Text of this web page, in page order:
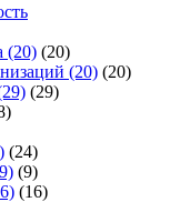
(20) (20)
(20) (20)
(29)
(24)
(9)
(16)